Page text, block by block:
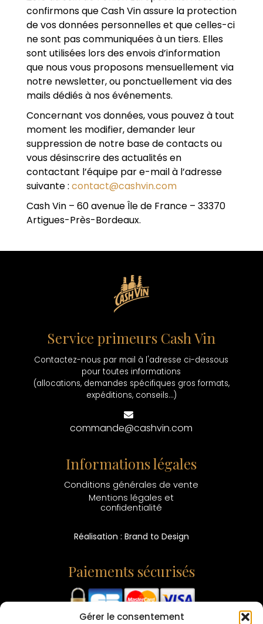
Gérer le consentement
confirmons que Cash Vin assure la protection
de vos données personnelles et que celles-ci
ne sont pas communiquées à un tiers. Elles
sont utilisées lors des envois d’information
que nous vous proposons mensuellement via
notre newsletter, ou ponctuellement via des
mails dédiés à nos événements.
Concernant vos données, vous pouvez à tout
moment les modifier, demander leur
suppression de notre base de contacts ou
vous désinscrire des actualités en
contactant l’équipe par e-mail à l’adresse
suivante : contact@cashvin.com
Cash Vin – 60 avenue Île de France – 33370
Artigues-Près-Bordeaux.
Service primeurs Cash Vin
Contactez-nous par mail à l'adresse ci-dessous
pour toutes informations
(allocations, demandes spécifiques gros formats,
expéditions, conseils...)
commande@cashvin.com
Informations légales
Conditions générales de vente
Mentions légales et
confidentialité
Réalisation : Brand to Design
Paiements sécurisés